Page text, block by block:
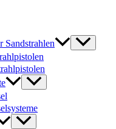
Sandstrahlen